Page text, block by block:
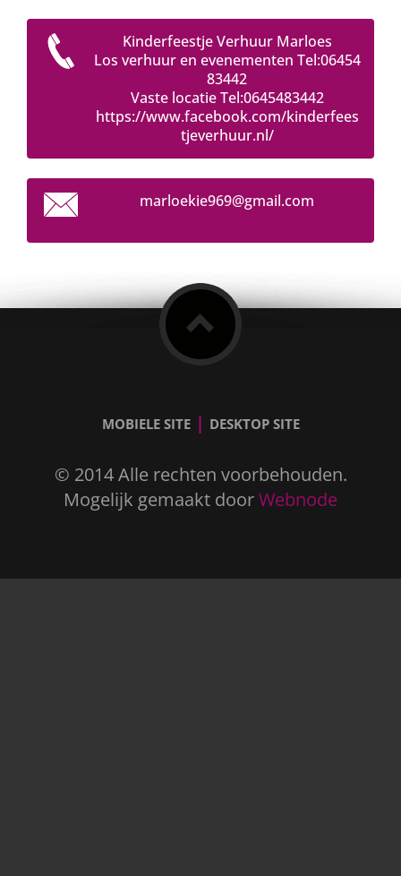
Kinderfeestje Verhuur Marloes
Los verhuur en evenementen Tel:06454
83442
Vaste locatie Tel:0645483442
https://www.facebook.com/kinderfees
tjeverhuur.nl/
marloekie969@gmail.com
MOBIELE SITE | DESKTOP SITE
© 2014 Alle rechten voorbehouden.
Mogelijk gemaakt doorWebnode